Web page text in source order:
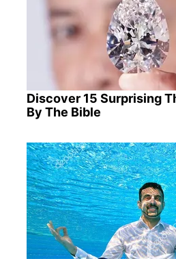
Discover 15 Surprising
By The Bible